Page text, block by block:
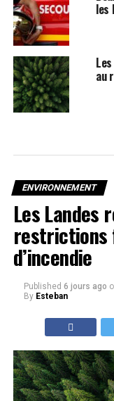
les
au
ENVIRONNEMENT
Les Landes
restrictions
d’incendie
Published 6 jours ago
By Esteban